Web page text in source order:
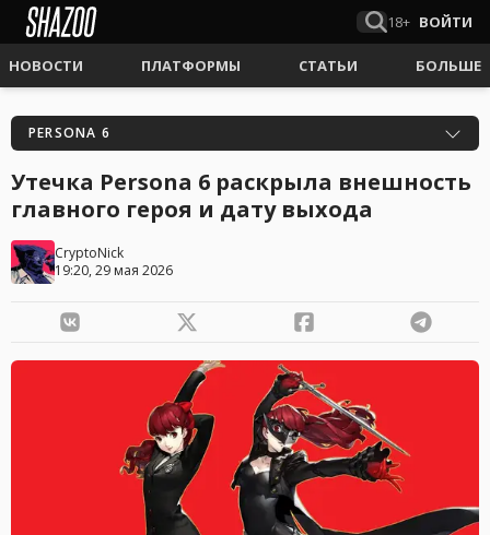
18+ ВОЙТИ
НОВОСТИ ПЛАТФОРМЫ СТАТЬИ БОЛЬШЕ
PERSONA 6
Утечка Persona 6 раскрыла внешность
главного героя и дату выхода
CryptoNick
19:20, 29 мая 2026